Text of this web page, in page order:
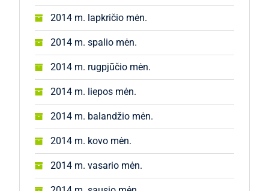
2014 m. lapkričio mėn.
2014 m. spalio mėn.
2014 m. rugpjūčio mėn.
2014 m. liepos mėn.
2014 m. balandžio mėn.
2014 m. kovo mėn.
2014 m. vasario mėn.